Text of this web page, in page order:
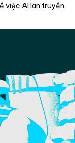
việc AI lan truyền